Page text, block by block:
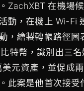
ZachXBT 在機場
動，在機上 Wi-Fi
，繪製轉帳路徑圖
特幣，識別出三
元資產，並促成
此案是他首次接受